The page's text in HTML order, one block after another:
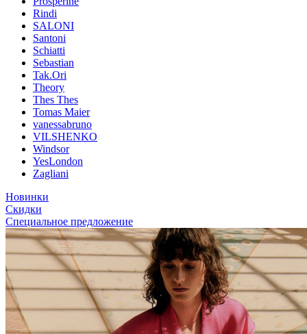
Rindi
SALONI
Santoni
Schiatti
Sebastian
Tak.Ori
Theory
Thes Thes
Tomas Maier
vanessabruno
VILSHENKO
Windsor
YesLondon
Zagliani
Новинки
Скидки
Специальное предложение